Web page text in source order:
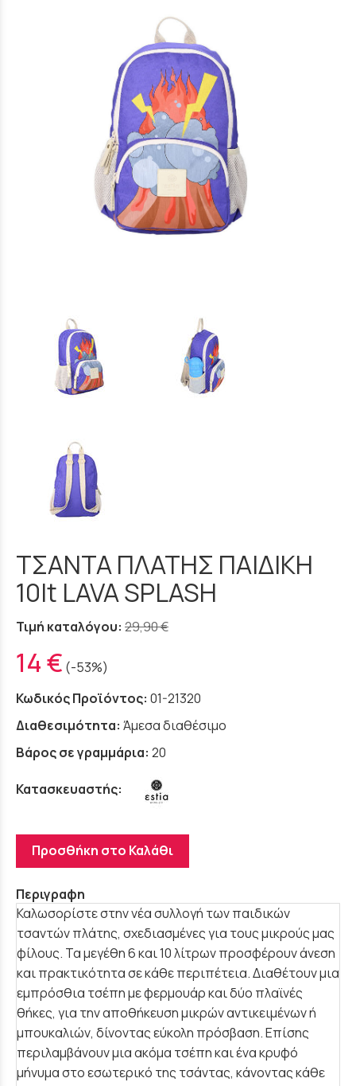
ΤΣΑΝΤΑ ΠΛΑΤΗΣ ΠΑΙΔΙΚΗ
10lt LAVA SPLASH
Τιμή καταλόγου: 29,90 €
14 € (-53%)
Κωδικός Προϊόντος: 01-21320
Διαθεσιμότητα: Άμεσα διαθέσιμο
Βάρος σε γραμμάρια: 20
Κατασκευαστής:
Προσθήκη στο Καλάθι
Περιγραφη
Καλωσορίστε στην νέα συλλογή των παιδικών
τσαντών πλάτης, σχεδιασμένες για τους μικρούς μας
φίλους. Τα μεγέθη 6 και 10 λίτρων προσφέρουν άνεση
και πρακτικότητα σε κάθε περιπέτεια. Διαθέτουν μια
εμπρόσθια τσέπη με φερμουάρ και δύο πλαϊνές
θήκες, για την αποθήκευση μικρών αντικειμένων ή
μπουκαλιών, δίνοντας εύκολη πρόσβαση. Επίσης
περιλαμβάνουν μια ακόμα τσέπη και ένα κρυφό
μήνυμα στο εσωτερικό της τσάντας, κάνοντας κάθε